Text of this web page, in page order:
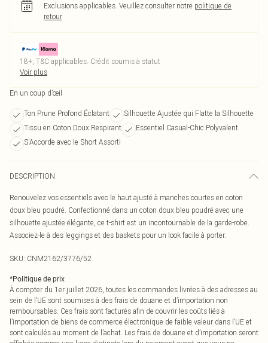
Exclusions applicables. Veuillez consulter notre politique de
retour
18+, T&C applicables. Crédit soumis à statut
Voir plus
En un coup d’œil
Ton Prune Profond Éclatant
Silhouette Ajustée qui Flatte la Silhouette
Tissu en Coton Doux Respirant
Essentiel Casual-Chic Polyvalent
S'Accorde avec le Short Assorti
DESCRIPTION
Renouvelez vos essentiels avec le haut ajusté à manches courtes en coton
doux bleu poudré. Confectionné dans un coton doux bleu poudré avec une
silhouette ajustée élégante, ce t-shirt est un incontournable de la garde-robe.
Associez-le à des leggings et des baskets pour un look facile à porter.
SKU: CNM2162/3776/52
*Politique de prix
À compter du 1er juillet 2026, toutes les commandes livrées à des adresses au
sein de l’UE sont soumises à des frais de douane et d’importation non
remboursables. Ces frais sont facturés afin de couvrir les coûts liés à
l’importation de biens de commerce électronique de faible valeur dans l’UE et
sont calculés au moment de l’achat. Les frais de douane et d’importation seront